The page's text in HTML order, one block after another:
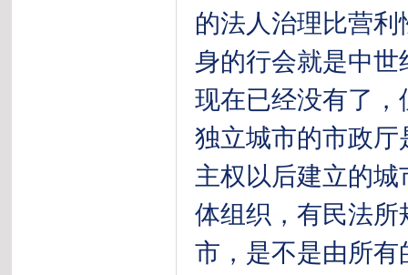
的法人治理比营
身的行会就是中
现在已经没有了
独立城市的市政
主权以后建立的
体组织，有民法
市，是不是由所